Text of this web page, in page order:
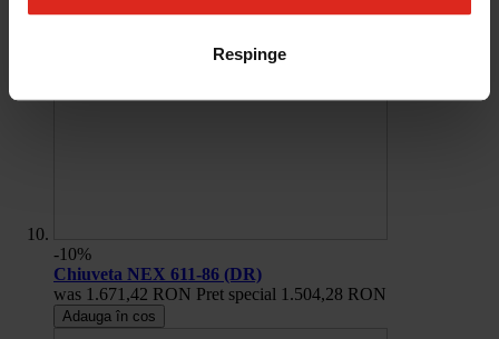
Respinge
-10%
Chiuveta NEX 611-86 (DR)
was 1.671,42 RON Pret special 1.504,28 RON
Adauga în cos